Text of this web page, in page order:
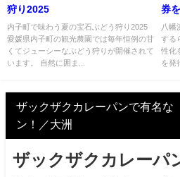
狩り2025
内子町で味わう夏の宝石ぶどう狩り2025
愛媛県内子町の観光農園では毎年恒例の甘
くてジューシーなぶどう狩りが開催されて
います。 自然に囲ま...
券
八幡
する
性化
を発
ザックザクカレーパンで有名な
ン！／大洲
ザックザクカレーパ